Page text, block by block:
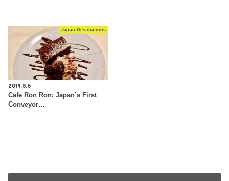
Japan Destinations
2019.8.6
Cafe Ron Ron: Japan’s First
Conveyor…